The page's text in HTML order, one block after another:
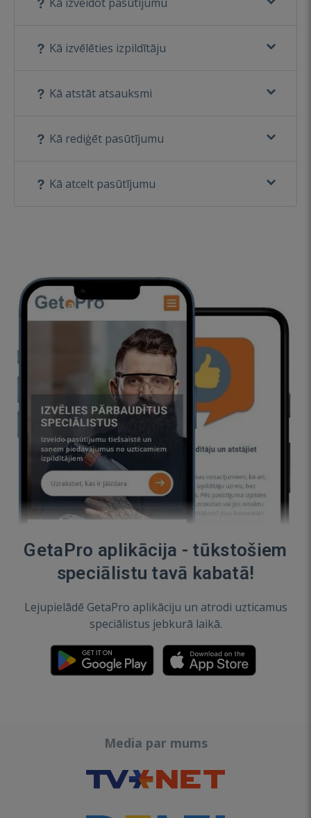
Kā izvēlēties izpildītāju
Kā atstāt atsauksmi
Kā rediģēt pasūtījumu
Kā atcelt pasūtījumu
GetaPro aplikācija - tūkstošiem
speciālistu tavā kabatā!
Lejupielādē GetaPro aplikāciju un atrodi uzticamus
speciālistus jebkurā laikā.
Media par mums